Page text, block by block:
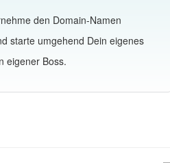
den Domain-Namen
starte umgehend Dein eigenes
eigener Boss.